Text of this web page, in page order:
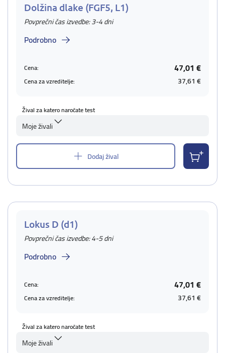
Dolžina dlake (FGF5, L1)
Povprečni čas izvedbe: 3-4 dni
Podrobno
Cena: 47,01 €
Cena za vzreditelje: 37,61 €
Žival za katero naročate test
Moje živali
Dodaj žival
Lokus D (d1)
Povprečni čas izvedbe: 4-5 dni
Podrobno
Cena: 47,01 €
Cena za vzreditelje: 37,61 €
Žival za katero naročate test
Moje živali